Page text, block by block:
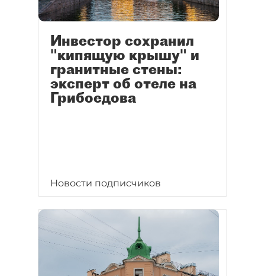
Инвестор сохранил
"кипящую крышу" и
гранитные стены:
эксперт об отеле на
Грибоедова
Новости подписчиков